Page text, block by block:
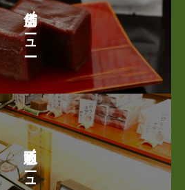
店舗メニュー
通販メニュー